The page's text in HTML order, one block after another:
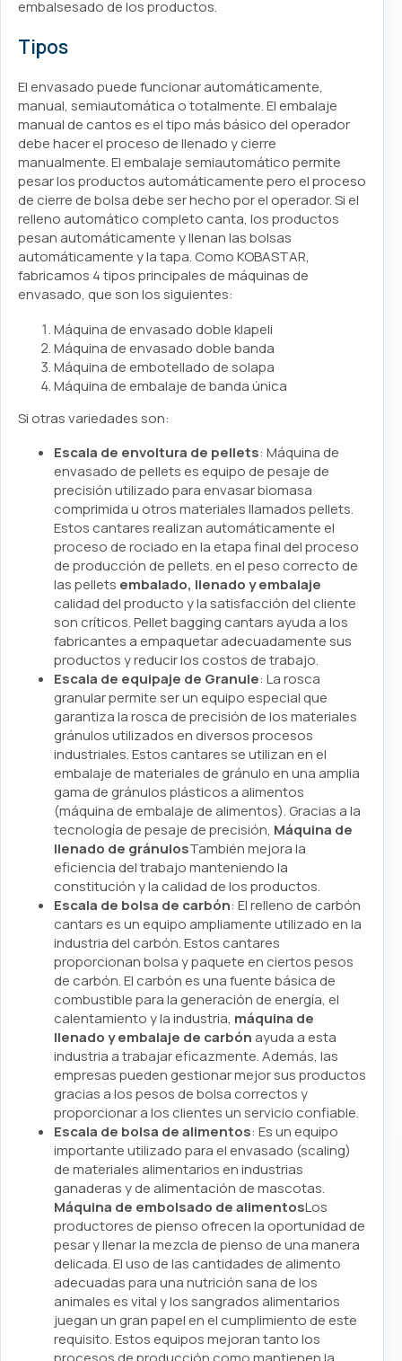
embalsesado de los productos.
Tipos
El envasado puede funcionar automáticamente,
manual, semiautomática o totalmente. El embalaje
manual de cantos es el tipo más básico del operador
debe hacer el proceso de llenado y cierre
manualmente. El embalaje semiautomático permite
pesar los productos automáticamente pero el proceso
de cierre de bolsa debe ser hecho por el operador. Si el
relleno automático completo canta, los productos
pesan automáticamente y llenan las bolsas
automáticamente y la tapa. Como KOBASTAR,
fabricamos 4 tipos principales de máquinas de
envasado, que son los siguientes:
Máquina de envasado doble klapeli
Máquina de envasado doble banda
Máquina de embotellado de solapa
Máquina de embalaje de banda única
Si otras variedades son:
Escala de envoltura de pellets: Máquina de
envasado de pellets es equipo de pesaje de
precisión utilizado para envasar biomasa
comprimida u otros materiales llamados pellets.
Estos cantares realizan automáticamente el
proceso de rociado en la etapa final del proceso
de producción de pellets. en el peso correcto de
las pellets embalado, llenado y embalaje
calidad del producto y la satisfacción del cliente
son críticos. Pellet bagging cantars ayuda a los
fabricantes a empaquetar adecuadamente sus
productos y reducir los costos de trabajo.
Escala de equipaje de Granule: La rosca
granular permite ser un equipo especial que
garantiza la rosca de precisión de los materiales
gránulos utilizados en diversos procesos
industriales. Estos cantares se utilizan en el
embalaje de materiales de gránulo en una amplia
gama de gránulos plásticos a alimentos
(máquina de embalaje de alimentos). Gracias a la
tecnología de pesaje de precisión, Máquina de
llenado de gránulosTambién mejora la
eficiencia del trabajo manteniendo la
constitución y la calidad de los productos.
Escala de bolsa de carbón: El relleno de carbón
cantars es un equipo ampliamente utilizado en la
industria del carbón. Estos cantares
proporcionan bolsa y paquete en ciertos pesos
de carbón. El carbón es una fuente básica de
combustible para la generación de energía, el
calentamiento y la industria, máquina de
llenado y embalaje de carbón ayuda a esta
industria a trabajar eficazmente. Además, las
empresas pueden gestionar mejor sus productos
gracias a los pesos de bolsa correctos y
proporcionar a los clientes un servicio confiable.
Escala de bolsa de alimentos: Es un equipo
importante utilizado para el envasado (scaling)
de materiales alimentarios en industrias
ganaderas y de alimentación de mascotas.
Máquina de embolsado de alimentosLos
productores de pienso ofrecen la oportunidad de
pesar y llenar la mezcla de pienso de una manera
delicada. El uso de las cantidades de alimento
adecuadas para una nutrición sana de los
animales es vital y los sangrados alimentarios
juegan un gran papel en el cumplimiento de este
requisito. Estos equipos mejoran tanto los